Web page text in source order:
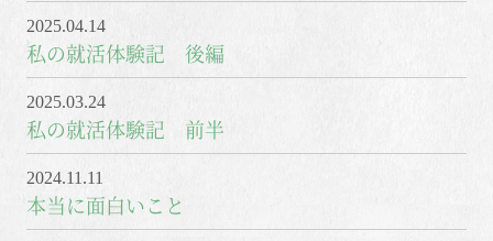
2025.04.14
私の就活体験記 後編
2025.03.24
私の就活体験記 前半
2024.11.11
本当に面白いこと